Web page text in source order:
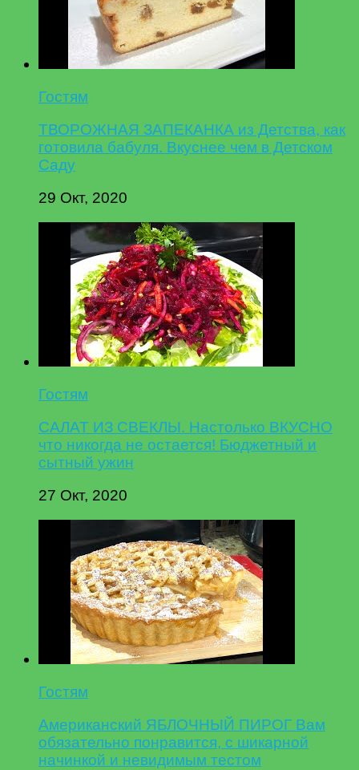
Гостям
ТВОРОЖНАЯ ЗАПЕКАНКА из Детства, как
готовила бабуля. Вкуснее чем в Детском
Саду
29 Окт, 2020
Гостям
САЛАТ ИЗ СВЕКЛЫ. Настолько ВКУСНО
что никогда не остается! Бюджетный и
сытный ужин
27 Окт, 2020
Гостям
Американский ЯБЛОЧНЫЙ ПИРОГ Вам
обязательно понравится, с шикарной
начинкой и невидимым тестом